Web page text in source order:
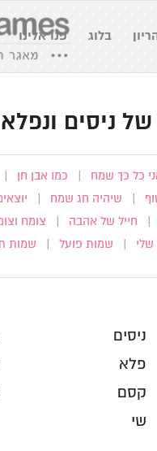
בלוג פנו אלינו
ניסים
כל כך שמח כמו אבן חן
שיהיה חג שמח
חייל של אהבה צומח
שמות פועל שמות
ניסים
פלא
קסם
שי